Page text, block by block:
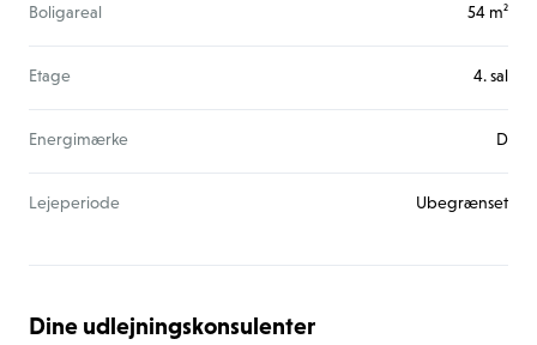
Boligareal 54 m²
Etage 4. sal
Energimærke D
Lejeperiode Ubegrænset
Dine udlejningskonsulenter